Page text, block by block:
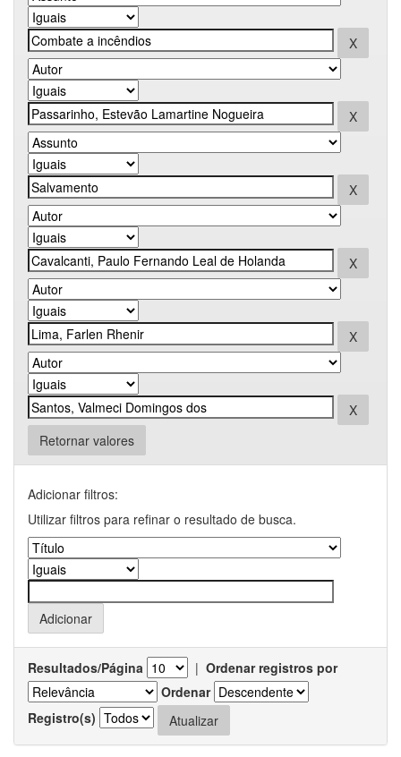
Retornar valores
Adicionar filtros:
Utilizar filtros para refinar o resultado de busca.
Resultados/Página | Ordenar registros por
Ordenar
Registro(s)